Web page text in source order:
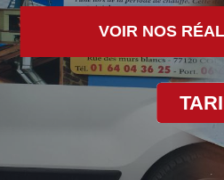
VOIR NOS